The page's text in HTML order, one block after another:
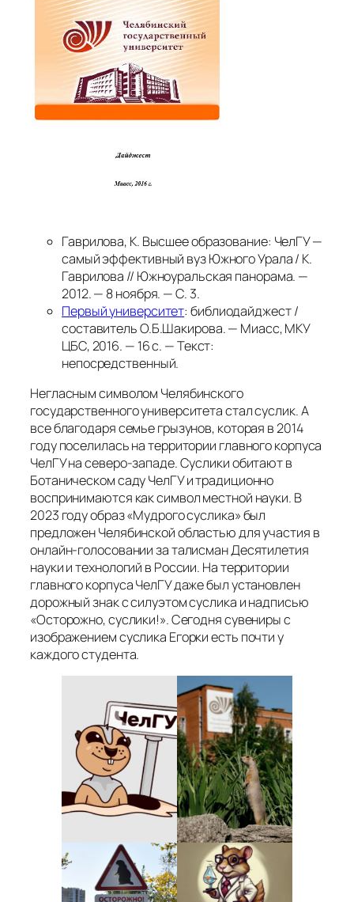
Гаврилова, К. Высшее образование: ЧелГУ —
самый эффективный вуз Южного Урала / К.
Гаврилова // Южноуральская панорама. —
2012. — 8 ноября. — С. 3.
Первый университет: библиодайджест /
составитель О.Б.Шакирова. — Миасс, МКУ
ЦБС, 2016. — 16 с. — Текст:
непосредственный.
Негласным символом Челябинского
государственного университета стал суслик. А
все благодаря семье грызунов, которая в 2014
году поселилась на территории главного корпуса
ЧелГУ на северо-западе. Суслики обитают в
Ботаническом саду ЧелГУ и традиционно
воспринимаются как символ местной науки. В
2023 году образ «Мудрого суслика» был
предложен Челябинской областью для участия в
онлайн-голосовании за талисман Десятилетия
науки и технологий в России. На территории
главного корпуса ЧелГУ даже был установлен
дорожный знак с силуэтом суслика и надписью
«Осторожно, суслики!». Сегодня сувениры с
изображением суслика Егорки есть почти у
каждого студента.